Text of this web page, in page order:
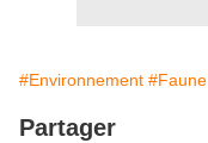
#Environnement #Faune
Partager